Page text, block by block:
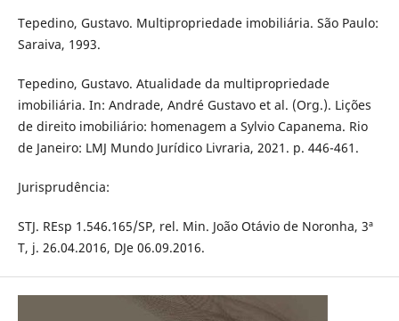
Tepedino, Gustavo. Multipropriedade imobiliária. São Paulo:
Saraiva, 1993.
Tepedino, Gustavo. Atualidade da multipropriedade
imobiliária. In: Andrade, André Gustavo et al. (Org.). Lições
de direito imobiliário: homenagem a Sylvio Capanema. Rio
de Janeiro: LMJ Mundo Jurídico Livraria, 2021. p. 446-461.
Jurisprudência:
STJ. REsp 1.546.165/SP, rel. Min. João Otávio de Noronha, 3ª
T, j. 26.04.2016, DJe 06.09.2016.